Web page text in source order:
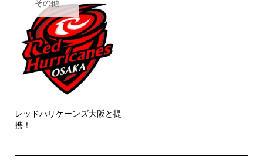
その他
レッドハリケーンズ大阪と提
携！